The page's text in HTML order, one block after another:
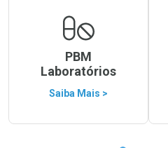
PBM
Laboratórios
Saiba Mais >